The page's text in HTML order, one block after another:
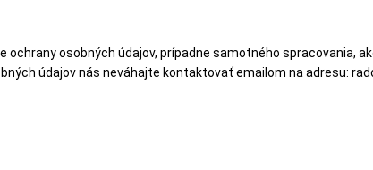
osobných údajov, prípadne samotného spracovania,
údajov nás neváhajte kontaktovať emailom na adresu: